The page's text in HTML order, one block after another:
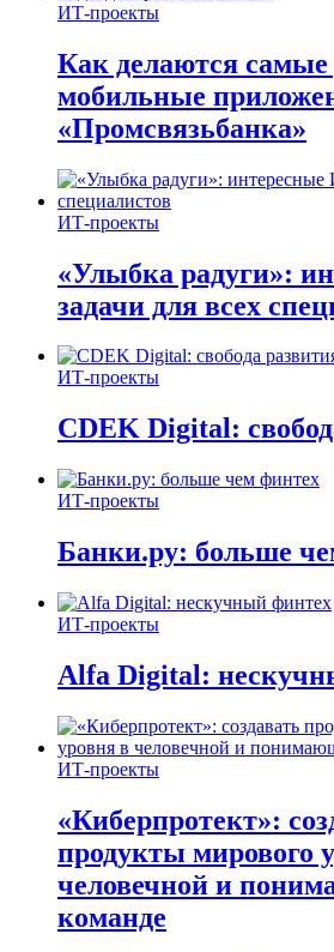
ИТ-проекты
Как делаются самые
мобильные
«Промсвязьбанка»
ИТ-проекты
«Улыбка радуги»:
задачи для всех
ИТ-проекты
CDEK Digital:
ИТ-проекты
Банки.ру: больше
ИТ-проекты
Alfa Digital:
ИТ-проекты
«Киберпротект»:
продукты мирового
человечной и
команде